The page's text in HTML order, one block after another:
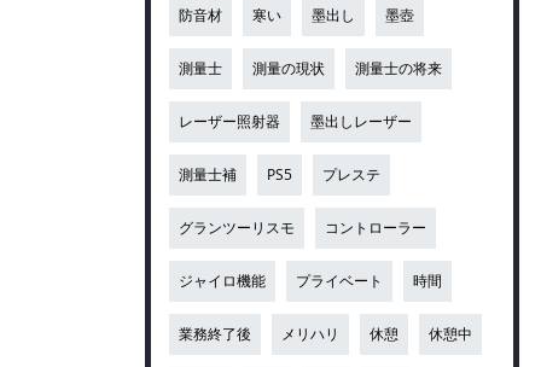
防音材 寒い 墨出し 墨壺
測量士 測量の現状 測量士の将来
レーザー照射器 墨出しレーザー
測量士補 PS5 プレステ
グランツーリスモ コントローラー
ジャイロ機能 プライベート 時間
業務終了後 メリハリ 休憩 休憩中